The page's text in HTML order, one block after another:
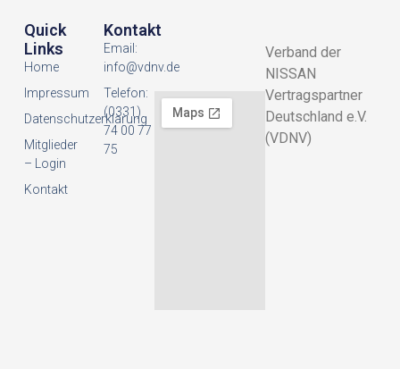
Verband der
NISSAN
Vertragspartner
Deutschland e.V.
(VDNV)
Quick
Links
Home
Impressum
Datenschutzerklarung
Mitglieder
– Login
Kontakt
Kontakt
Email:
info@vdnv.de
Telefon:
(0331)
74 00 77
75